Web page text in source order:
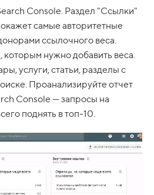
Console. Раздел "Ссылки"
самые авторитетные
ссылочного веса.
нужно добавить веса.
услуги, статьи, разделы с
Проанализируйте отчет
Console — запросы на
поднять в топ-10.